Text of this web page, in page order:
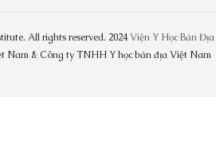
All rights reserved. 2024Viện Y Học Bản
Nam & Công ty TNHH Y học bản địa Việt Nam